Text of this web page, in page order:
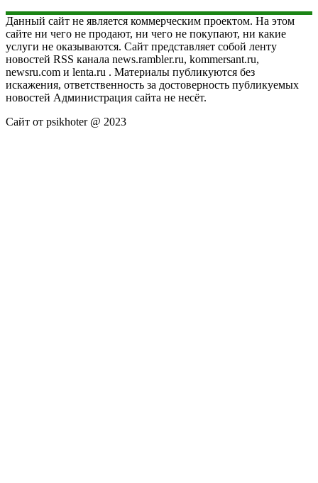
Данный сайт не является коммерческим проектом. На этом
сайте ни чего не продают, ни чего не покупают, ни какие
услуги не оказываются. Сайт представляет собой ленту
новостей RSS канала news.rambler.ru, kommersant.ru,
newsru.com и lenta.ru . Материалы публикуются без
искажения, ответственность за достоверность публикуемых
новостей Администрация сайта не несёт.
Сайт от psikhoter @ 2023